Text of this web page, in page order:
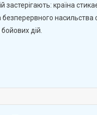
застерігають: країна
безперервного
дій.